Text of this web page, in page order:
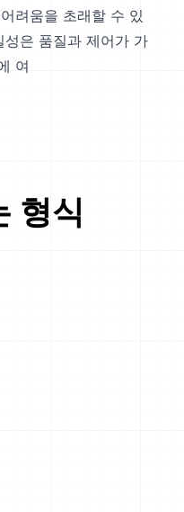
려움을 초래할 수 있
은 품질과 제어가 가
여
형식